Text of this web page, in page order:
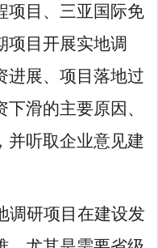
项目、三亚国际免
项目开展实地调
进展、项目落地过
滑的主要原因、
并听取企业意见建
调研项目在建设发